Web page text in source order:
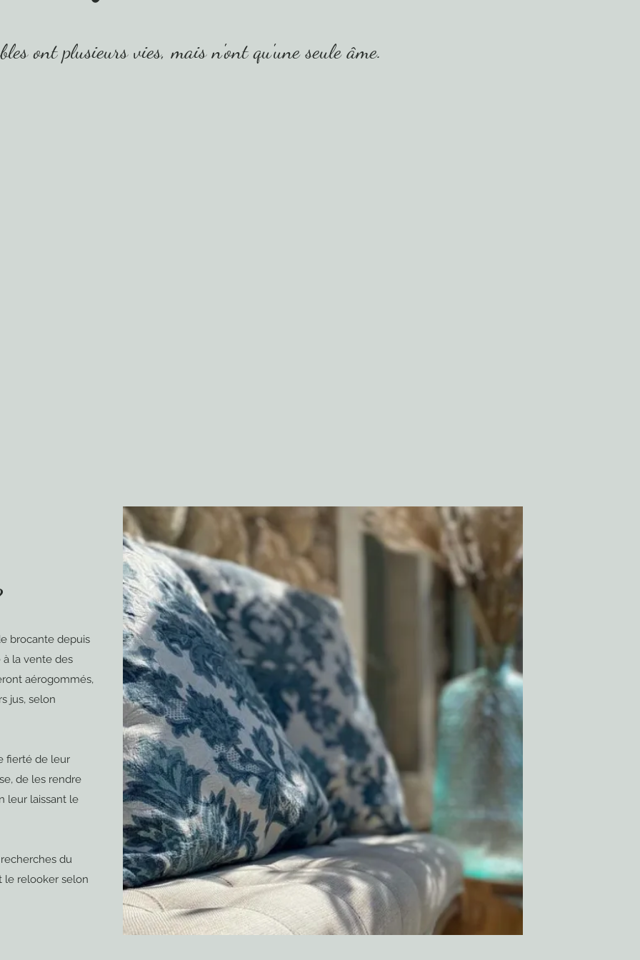
ont plusieurs vies, mais n'ont qu'une seuleâme.
brocante depuis
à la vente des
aérogommés,
jus, selon
fierté de leur
de les rendre
leur laissant le
du
le relooker selon